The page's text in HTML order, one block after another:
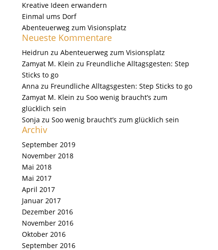
Kreative Ideen erwandern
Einmal ums Dorf
Abenteuerweg zum Visionsplatz
Neueste Kommentare
Heidrun zu Abenteuerweg zum Visionsplatz
Zamyat M. Klein zu Freundliche Alltagsgesten: Step
Sticks to go
Anna zu Freundliche Alltagsgesten: Step Sticks to go
Zamyat M. Klein zu Soo wenig braucht’s zum
glücklich sein
Sonja zu Soo wenig braucht’s zum glücklich sein
Archiv
September 2019
November 2018
Mai 2018
Mai 2017
April 2017
Januar 2017
Dezember 2016
November 2016
Oktober 2016
September 2016